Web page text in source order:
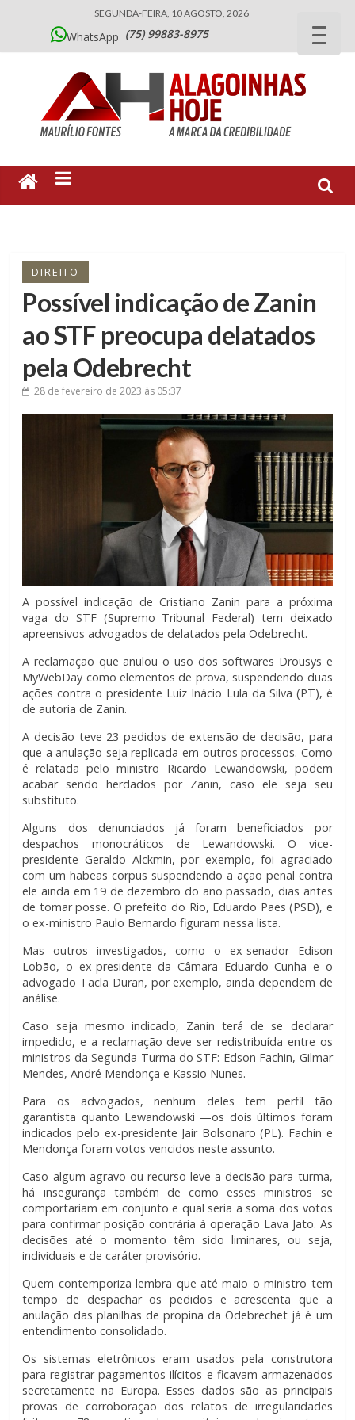
SEGUNDA-FEIRA, 10 AGOSTO, 2026
WhatsApp (75) 99883-8975
DIREITO
Possível indicação de Zanin
ao STF preocupa delatados
pela Odebrecht
28 de fevereiro de 2023 às 05:37
A possível indicação de Cristiano Zanin para a próxima
vaga do STF (Supremo Tribunal Federal) tem deixado
apreensivos advogados de delatados pela Odebrecht.
A reclamação que anulou o uso dos softwares Drousys e
MyWebDay como elementos de prova, suspendendo duas
ações contra o presidente Luiz Inácio Lula da Silva (PT), é
de autoria de Zanin.
A decisão teve 23 pedidos de extensão de decisão, para
que a anulação seja replicada em outros processos. Como
é relatada pelo ministro Ricardo Lewandowski, podem
acabar sendo herdados por Zanin, caso ele seja seu
substituto.
Alguns dos denunciados já foram beneficiados por
despachos monocráticos de Lewandowski. O vice-
presidente Geraldo Alckmin, por exemplo, foi agraciado
com um habeas corpus suspendendo a ação penal contra
ele ainda em 19 de dezembro do ano passado, dias antes
de tomar posse. O prefeito do Rio, Eduardo Paes (PSD), e
o ex-ministro Paulo Bernardo figuram nessa lista.
Mas outros investigados, como o ex-senador Edison
Lobão, o ex-presidente da Câmara Eduardo Cunha e o
advogado Tacla Duran, por exemplo, ainda dependem de
análise.
Caso seja mesmo indicado, Zanin terá de se declarar
impedido, e a reclamação deve ser redistribuída entre os
ministros da Segunda Turma do STF: Edson Fachin, Gilmar
Mendes, André Mendonça e Kassio Nunes.
Para os advogados, nenhum deles tem perfil tão
garantista quanto Lewandowski —os dois últimos foram
indicados pelo ex-presidente Jair Bolsonaro (PL). Fachin e
Mendonça foram votos vencidos neste assunto.
Caso algum agravo ou recurso leve a decisão para turma,
há insegurança também de como esses ministros se
comportariam em conjunto e qual seria a soma dos votos
para confirmar posição contrária à operação Lava Jato. As
decisões até o momento têm sido liminares, ou seja,
individuais e de caráter provisório.
Quem contemporiza lembra que até maio o ministro tem
tempo de despachar os pedidos e acrescenta que a
anulação das planilhas de propina da Odebrechet já é um
entendimento consolidado.
Os sistemas eletrônicos eram usados pela construtora
para registrar pagamentos ilícitos e ficavam armazenados
secretamente na Europa. Esses dados são as principais
provas de corroboração dos relatos de irregularidades